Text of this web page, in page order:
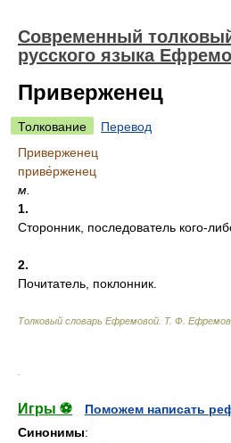
Современный
русского языка
Приверженец
Толкование
Перевод
Приверженец
приве́рженец
м.
1.
Сторонник, последователь кого-
2.
Почитатель, поклонник.
Толковый словарь Ефремовой Т. Ф.
Игры ⚽
Поможем написать
Синонимы: